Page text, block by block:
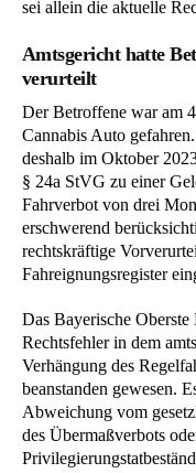
sei allein die aktuelle
Amtsgericht hatte
verurteilt
Der Betroffene war am
Cannabis Auto
deshalb im Oktober
§ 24a StVG zu einer
Fahrverbot von drei
erschwerend
rechtskräftige
Fahreignungsregister
Das Bayerische
Rechtsfehler in dem
Verhängung des
beanstanden gewesen.
Abweichung vom
des Übermaßverbots